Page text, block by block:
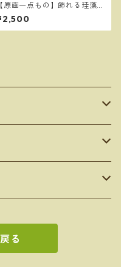
【原画一点もの】飾れる珪藻
コースター（丸型）: 【Orig
Artwork】Decorative Si
Coaster (Round)
る